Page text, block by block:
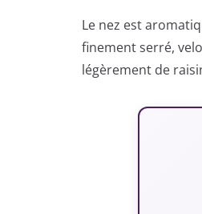
Le nez est
finement serré,
légèrement de